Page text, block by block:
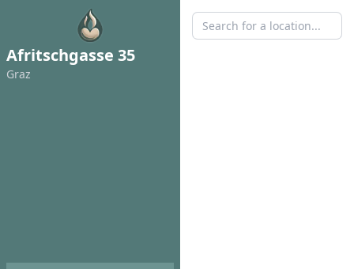
Afritschgasse 35
Graz